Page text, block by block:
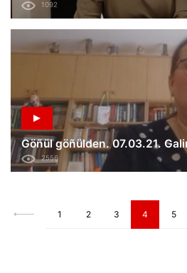
1092
Göñül göñülden. 07.03.21.
2556
1 2 3 4 5